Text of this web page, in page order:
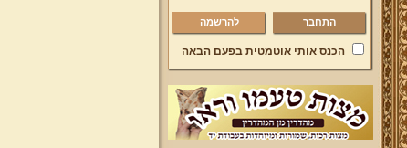
להרשמה
הכנס אותי אוטמטית בפעם הבאה